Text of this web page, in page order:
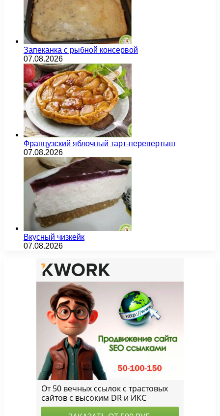
Запеканка с рыбной консервой
07.08.2026
Французский яблочный тарт-перевертыш
07.08.2026
Вкусный чизкейк
07.08.2026